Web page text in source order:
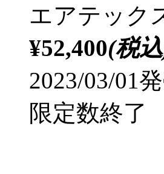
エアテック
¥52,400(税
2023/03/01
限定数終了